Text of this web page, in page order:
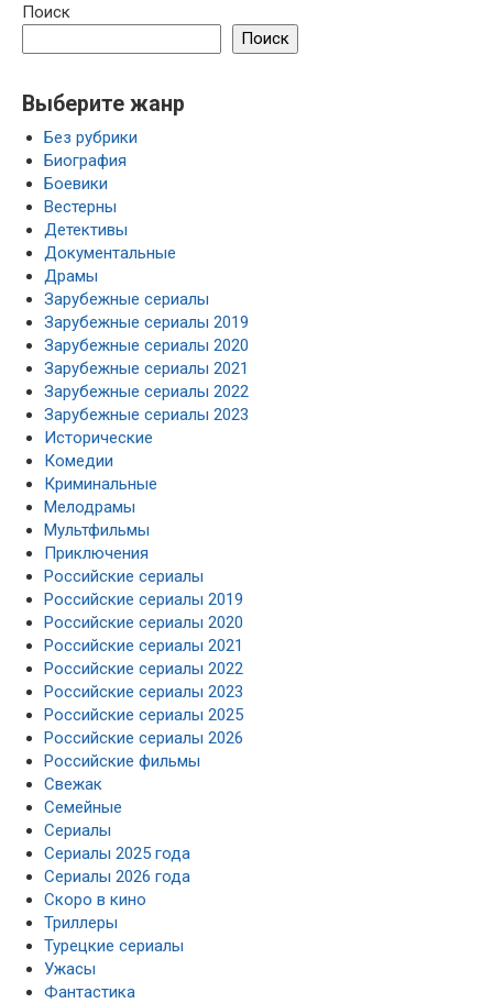
Поиск
Поиск
Выберите жанр
Без рубрики
Биография
Боевики
Вестерны
Детективы
Документальные
Драмы
Зарубежные сериалы
Зарубежные сериалы 2019
Зарубежные сериалы 2020
Зарубежные сериалы 2021
Зарубежные сериалы 2022
Зарубежные сериалы 2023
Исторические
Комедии
Криминальные
Мелодрамы
Мультфильмы
Приключения
Российские сериалы
Российские сериалы 2019
Российские сериалы 2020
Российские сериалы 2021
Российские сериалы 2022
Российские сериалы 2023
Российские сериалы 2025
Российские сериалы 2026
Российские фильмы
Свежак
Семейные
Сериалы
Сериалы 2025 года
Сериалы 2026 года
Скоро в кино
Триллеры
Турецкие сериалы
Ужасы
Фантастика